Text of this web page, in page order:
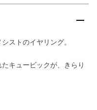
ストのイヤリング。
キュービックが、きらり